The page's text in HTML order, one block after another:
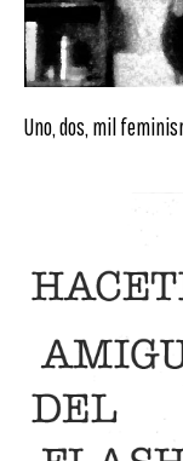
Uno, dos, mil